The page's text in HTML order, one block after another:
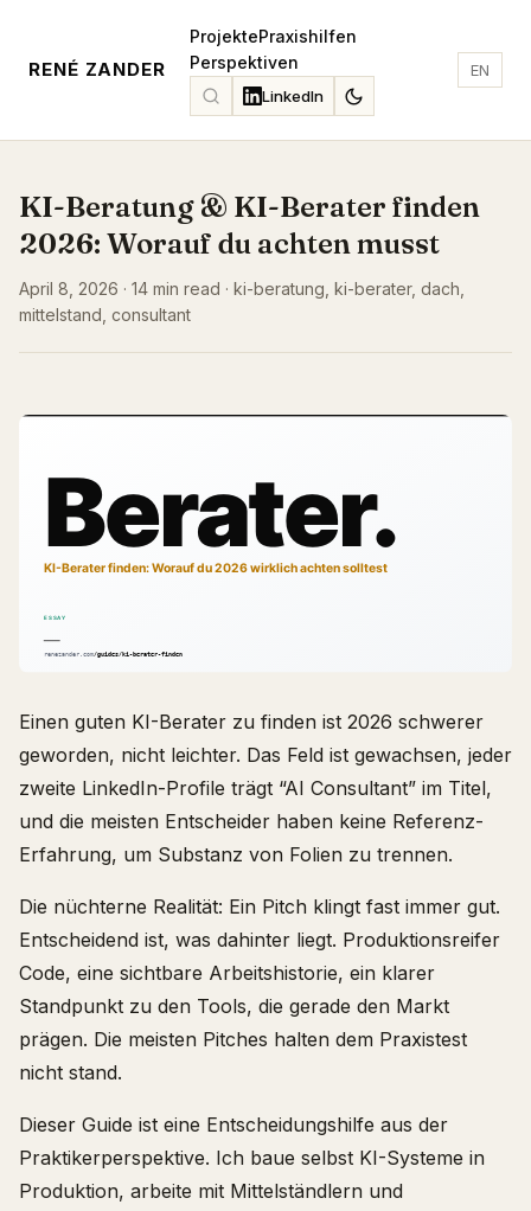
RENÉ ZANDER
ProjektePraxishilfen
Perspektiven
LinkedIn
EN
KI-Beratung & KI-Berater finden
2026: Worauf du achten musst
April 8, 2026 · 14 min read · ki-beratung, ki-berater, dach,
mittelstand, consultant
Einen guten KI-Berater zu finden ist 2026 schwerer
geworden, nicht leichter. Das Feld ist gewachsen, jeder
zweite LinkedIn-Profile trägt “AI Consultant” im Titel,
und die meisten Entscheider haben keine Referenz-
Erfahrung, um Substanz von Folien zu trennen.
Die nüchterne Realität: Ein Pitch klingt fast immer gut.
Entscheidend ist, was dahinter liegt. Produktionsreifer
Code, eine sichtbare Arbeitshistorie, ein klarer
Standpunkt zu den Tools, die gerade den Markt
prägen. Die meisten Pitches halten dem Praxistest
nicht stand.
Dieser Guide ist eine Entscheidungshilfe aus der
Praktikerperspektive. Ich baue selbst KI-Systeme in
Produktion, arbeite mit Mittelständlern und